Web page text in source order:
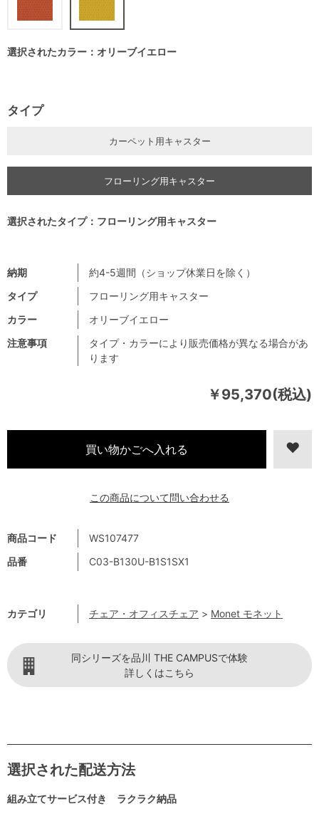
￥95,370(税込)
商品コード
WS107477
品番
C03-B130U-B1S1SX1
カテゴリ チェア・オフィスチェア > Monet モネット
注意事項
タイプ・カラーにより販売価格が異なる場合があ
ります
納期
約4-5週間（ショップ休業日を除く）
タイプ
フローリング用キャスター
カラー
オリーブイエロー
選択されたカラー：オリーブイエロー
タイプ
カーペット用キャスター
フローリング用キャスター
選択されたタイプ：フローリング用キャスター
この商品について問い合わせる
同シリーズを品川 THE CAMPUSで体験
詳しくはこちら
選択された配送方法
組み立てサービス付き ラクラク納品